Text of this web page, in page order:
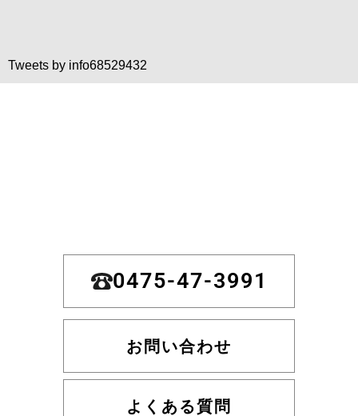
Tweets by info68529432
0475-47-3991
お問い合わせ
よくある質問